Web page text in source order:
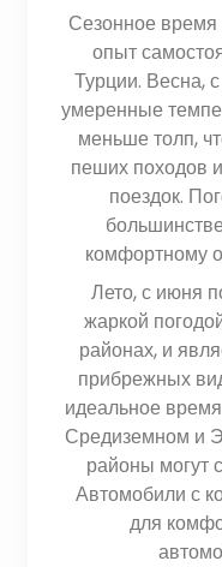
Сезонное время
опыт
Турции. Весна,
умеренные
меньше толп,
пеших походов
поездок.
комфортному
Лето, с июня
жаркой
районах, и
прибрежных
идеальное
Средиземном и
районы могут
Автомобили с
для